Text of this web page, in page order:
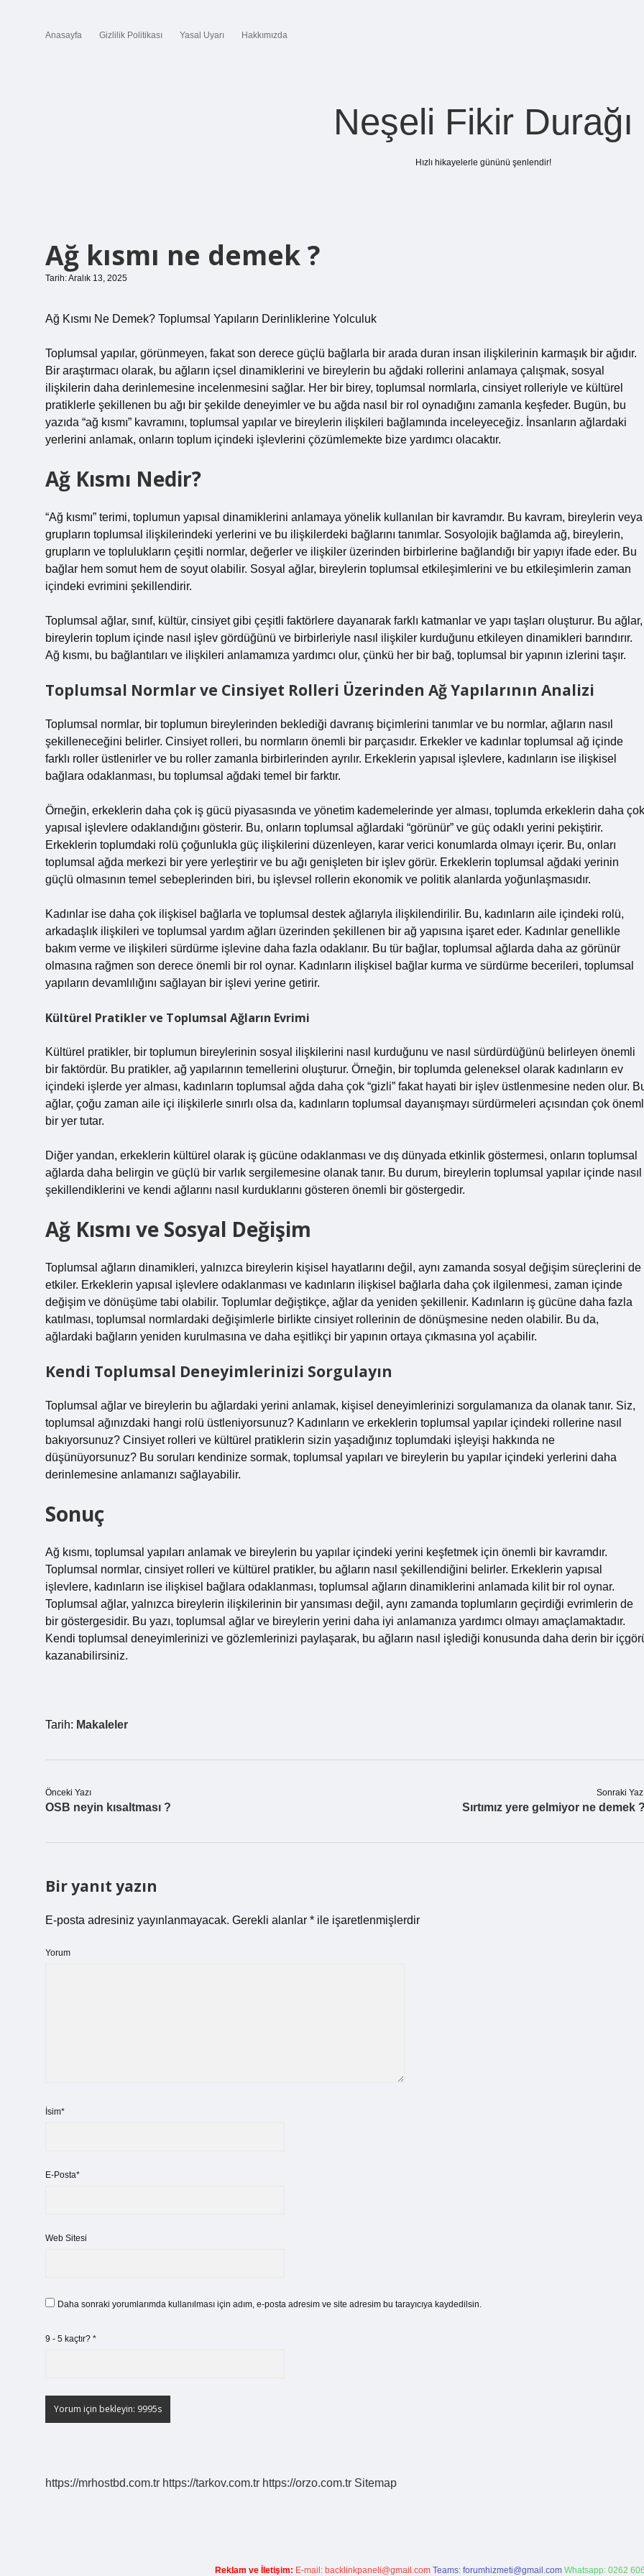
Anasayfa Gizlilik Politikası Yasal Uyarı Hakkımızda
Neşeli Fikir Durağı
Hızlı hikayelerle gününü şenlendir!
Ağ kısmı ne demek ?
Tarih: Aralık 13, 2025
Ağ Kısmı Ne Demek? Toplumsal Yapıların Derinliklerine Yolculuk
Toplumsal yapılar, görünmeyen, fakat son derece güçlü bağlarla bir arada duran insan ilişkilerinin karmaşık bir ağıdır.
Bir araştırmacı olarak, bu ağların içsel dinamiklerini ve bireylerin bu ağdaki rollerini anlamaya çalışmak, sosyal
ilişkilerin daha derinlemesine incelenmesini sağlar. Her bir birey, toplumsal normlarla, cinsiyet rolleriyle ve kültürel
pratiklerle şekillenen bu ağı bir şekilde deneyimler ve bu ağda nasıl bir rol oynadığını zamanla keşfeder. Bugün, bu
yazıda “ağ kısmı” kavramını, toplumsal yapılar ve bireylerin ilişkileri bağlamında inceleyeceğiz. İnsanların ağlardaki
yerlerini anlamak, onların toplum içindeki işlevlerini çözümlemekte bize yardımcı olacaktır.
Ağ Kısmı Nedir?
“Ağ kısmı” terimi, toplumun yapısal dinamiklerini anlamaya yönelik kullanılan bir kavramdır. Bu kavram, bireylerin veya
grupların toplumsal ilişkilerindeki yerlerini ve bu ilişkilerdeki bağlarını tanımlar. Sosyolojik bağlamda ağ, bireylerin,
grupların ve toplulukların çeşitli normlar, değerler ve ilişkiler üzerinden birbirlerine bağlandığı bir yapıyı ifade eder. Bu
bağlar hem somut hem de soyut olabilir. Sosyal ağlar, bireylerin toplumsal etkileşimlerini ve bu etkileşimlerin zaman
içindeki evrimini şekillendirir.
Toplumsal ağlar, sınıf, kültür, cinsiyet gibi çeşitli faktörlere dayanarak farklı katmanlar ve yapı taşları oluşturur. Bu ağlar,
bireylerin toplum içinde nasıl işlev gördüğünü ve birbirleriyle nasıl ilişkiler kurduğunu etkileyen dinamikleri barındırır.
Ağ kısmı, bu bağlantıları ve ilişkileri anlamamıza yardımcı olur, çünkü her bir bağ, toplumsal bir yapının izlerini taşır.
Toplumsal Normlar ve Cinsiyet Rolleri Üzerinden Ağ Yapılarının Analizi
Toplumsal normlar, bir toplumun bireylerinden beklediği davranış biçimlerini tanımlar ve bu normlar, ağların nasıl
şekilleneceğini belirler. Cinsiyet rolleri, bu normların önemli bir parçasıdır. Erkekler ve kadınlar toplumsal ağ içinde
farklı roller üstlenirler ve bu roller zamanla birbirlerinden ayrılır. Erkeklerin yapısal işlevlere, kadınların ise ilişkisel
bağlara odaklanması, bu toplumsal ağdaki temel bir farktır.
Örneğin, erkeklerin daha çok iş gücü piyasasında ve yönetim kademelerinde yer alması, toplumda erkeklerin daha çok
yapısal işlevlere odaklandığını gösterir. Bu, onların toplumsal ağlardaki “görünür” ve güç odaklı yerini pekiştirir.
Erkeklerin toplumdaki rolü çoğunlukla güç ilişkilerini düzenleyen, karar verici konumlarda olmayı içerir. Bu, onları
toplumsal ağda merkezi bir yere yerleştirir ve bu ağı genişleten bir işlev görür. Erkeklerin toplumsal ağdaki yerinin
güçlü olmasının temel sebeplerinden biri, bu işlevsel rollerin ekonomik ve politik alanlarda yoğunlaşmasıdır.
Kadınlar ise daha çok ilişkisel bağlarla ve toplumsal destek ağlarıyla ilişkilendirilir. Bu, kadınların aile içindeki rolü,
arkadaşlık ilişkileri ve toplumsal yardım ağları üzerinden şekillenen bir ağ yapısına işaret eder. Kadınlar genellikle
bakım verme ve ilişkileri sürdürme işlevine daha fazla odaklanır. Bu tür bağlar, toplumsal ağlarda daha az görünür
olmasına rağmen son derece önemli bir rol oynar. Kadınların ilişkisel bağlar kurma ve sürdürme becerileri, toplumsal
yapıların devamlılığını sağlayan bir işlevi yerine getirir.
Kültürel Pratikler ve Toplumsal Ağların Evrimi
Kültürel pratikler, bir toplumun bireylerinin sosyal ilişkilerini nasıl kurduğunu ve nasıl sürdürdüğünü belirleyen önemli
bir faktördür. Bu pratikler, ağ yapılarının temellerini oluşturur. Örneğin, bir toplumda geleneksel olarak kadınların ev
içindeki işlerde yer alması, kadınların toplumsal ağda daha çok “gizli” fakat hayati bir işlev üstlenmesine neden olur.
ağlar, çoğu zaman aile içi ilişkilerle sınırlı olsa da, kadınların toplumsal dayanışmayı sürdürmeleri açısından çok
bir yer tutar.
Diğer yandan, erkeklerin kültürel olarak iş gücüne odaklanması ve dış dünyada etkinlik göstermesi, onların toplumsal
ağlarda daha belirgin ve güçlü bir varlık sergilemesine olanak tanır. Bu durum, bireylerin toplumsal yapılar içinde nasıl
şekillendiklerini ve kendi ağlarını nasıl kurduklarını gösteren önemli bir göstergedir.
Ağ Kısmı ve Sosyal Değişim
Toplumsal ağların dinamikleri, yalnızca bireylerin kişisel hayatlarını değil, aynı zamanda sosyal değişim süreçlerini de
etkiler. Erkeklerin yapısal işlevlere odaklanması ve kadınların ilişkisel bağlarla daha çok ilgilenmesi, zaman içinde
değişim ve dönüşüme tabi olabilir. Toplumlar değiştikçe, ağlar da yeniden şekillenir. Kadınların iş gücüne daha fazla
katılması, toplumsal normlardaki değişimlerle birlikte cinsiyet rollerinin de dönüşmesine neden olabilir. Bu da,
ağlardaki bağların yeniden kurulmasına ve daha eşitlikçi bir yapının ortaya çıkmasına yol açabilir.
Kendi Toplumsal Deneyimlerinizi Sorgulayın
Toplumsal ağlar ve bireylerin bu ağlardaki yerini anlamak, kişisel deneyimlerinizi sorgulamanıza da olanak tanır. Siz,
toplumsal ağınızdaki hangi rolü üstleniyorsunuz? Kadınların ve erkeklerin toplumsal yapılar içindeki rollerine nasıl
bakıyorsunuz? Cinsiyet rolleri ve kültürel pratiklerin sizin yaşadığınız toplumdaki işleyişi hakkında ne
düşünüyorsunuz? Bu soruları kendinize sormak, toplumsal yapıları ve bireylerin bu yapılar içindeki yerlerini daha
derinlemesine anlamanızı sağlayabilir.
Sonuç
Ağ kısmı, toplumsal yapıları anlamak ve bireylerin bu yapılar içindeki yerini keşfetmek için önemli bir kavramdır.
Toplumsal normlar, cinsiyet rolleri ve kültürel pratikler, bu ağların nasıl şekillendiğini belirler. Erkeklerin yapısal
işlevlere, kadınların ise ilişkisel bağlara odaklanması, toplumsal ağların dinamiklerini anlamada kilit bir rol oynar.
Toplumsal ağlar, yalnızca bireylerin ilişkilerinin bir yansıması değil, aynı zamanda toplumların geçirdiği evrimlerin de
bir göstergesidir. Bu yazı, toplumsal ağlar ve bireylerin yerini daha iyi anlamanıza yardımcı olmayı amaçlamaktadır.
Kendi toplumsal deneyimlerinizi ve gözlemlerinizi paylaşarak, bu ağların nasıl işlediği konusunda daha derin bir
kazanabilirsiniz.
Tarih: Makaleler
Önceki Yazı
OSB neyin kısaltması ?
Sonraki
Sırtımız yere gelmiyor ne demek ?
Bir yanıt yazın
E-posta adresiniz yayınlanmayacak. Gerekli alanlar * ile işaretlenmişlerdir
Yorum
İsim*
E-Posta*
Web Sitesi
Daha sonraki yorumlarımda kullanılması için adım, e-posta adresim ve site adresim bu tarayıcıya kaydedilsin.
9 - 5 kaçtır? *
https://mrhostbd.com.tr https://tarkov.com.tr https://orzo.com.tr Sitemap
Reklam ve İletişim: E-mail: backlinkpaneli@gmail.com Teams: forumhizmeti@gmail.com Whatsapp: 0262